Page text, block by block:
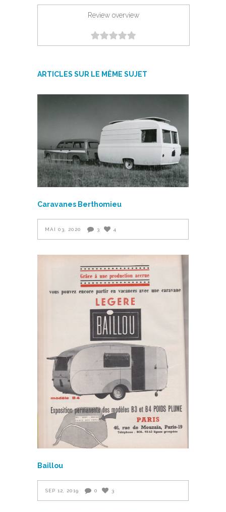
Review overview
ARTICLES SUR LE MÊME SUJET
Caravanes Berthomieu
MAI 03, 2020 3 4
Baillou
SEP 12, 2019 0 3